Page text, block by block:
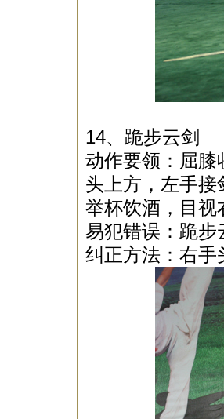
14、跪步云剑
动作要领：屈膝
头上方，左手
举杯饮酒，目视
易犯错误：跪步
纠正方法：右手